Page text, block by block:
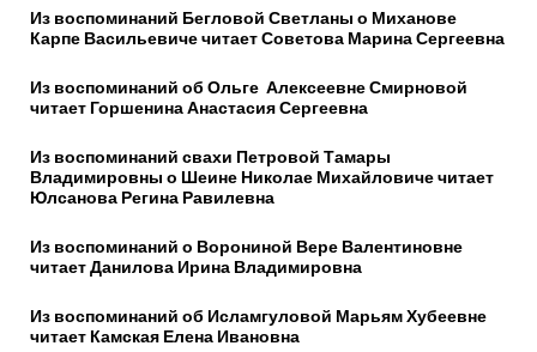
Из воспоминаний Бегловой Светланы о Миханове
Карпе Васильевиче читает Советова Марина Сергеевна
Из воспоминаний об Ольге Алексеевне Смирновой
читает Горшенина Анастасия Сергеевна
Из воспоминаний свахи Петровой Тамары
Владимировны о Шеине Николае Михайловиче читает
Юлсанова Регина Равилевна
Из воспоминаний о Ворониной Вере Валентиновне
читает Данилова Ирина Владимировна
Из воспоминаний об Исламгуловой Марьям Хубеевне
читает Камская Елена Ивановна